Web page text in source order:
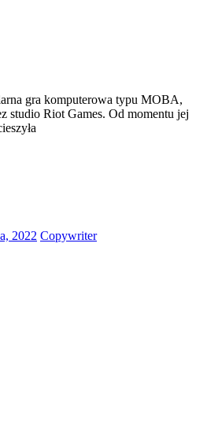
gra komputerowa typu MOBA,
studio Riot Games. Od momentu jej
2022 Copywriter